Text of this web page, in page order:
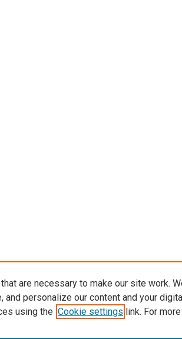
are necessary to make our site work.
and personalize our content and your
using the Cookie settings link. For